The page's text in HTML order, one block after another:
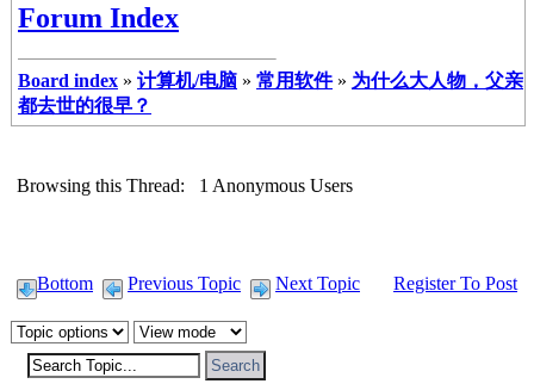
Forum Index
Board index » 计算机/电脑 » 常用软件 » 为什么大人物，父亲
都去世的很早？
Browsing this Thread: 1 Anonymous Users
Bottom Previous Topic Next Topic Register To Post